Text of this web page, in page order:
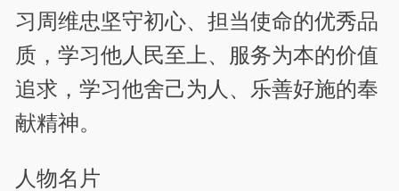
习周维忠坚守初心、担当使命的优秀品
质，学习他人民至上、服务为本的价值
追求，学习他舍己为人、乐善好施的奉
献精神。
人物名片